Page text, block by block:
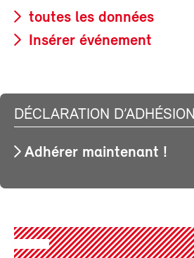
toutes les données
Insérer événement
DÉCLARATION D’ADHÉSION
Adhérer maintenant !